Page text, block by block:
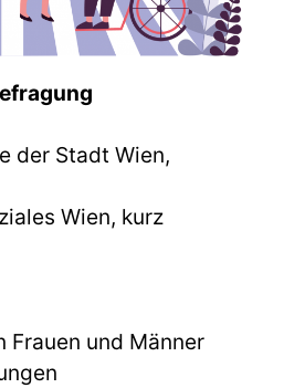
der Stadt Wien,
Wien, kurz
Frauen und Männer